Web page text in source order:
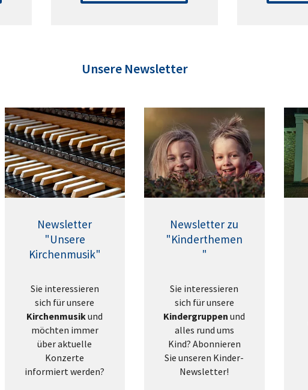
Unsere Newsletter
Newsletter
"Unsere
Kirchenmusik"
Sie interessieren
sich für unsere
Kirchenmusikund
möchten immer
über aktuelle
Konzerte
informiert werden?
Newsletter zu
"Kinderthemen
"
Sie interessieren
sich für unsere
Kindergruppen und
alles rund ums
Kind? Abonnieren
Sie unseren Kinder-
Newsletter!